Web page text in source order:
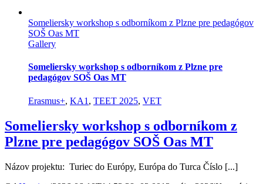
SOŠ
kurzoch
Someliersky workshop s odborníkom z Plzne pre pedagógov
SOŠ Oas MT
Gallery
Someliersky workshop s odborníkom z Plzne pre
pedagógov SOŠ Oas MT
Erasmus+, KA1 , TEET 2025, VET
Someliersky workshop s odborníkom z
Plzne pre pedagógov SOŠ Oas MT
Názov projektu: Turiec do Európy, Európa do Turca Číslo [...]